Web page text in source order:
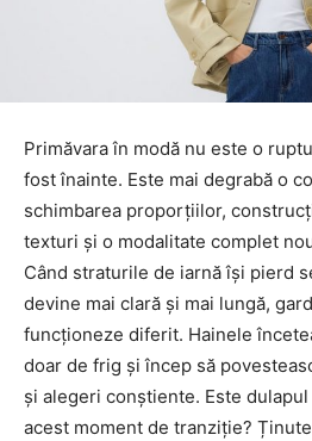
Primăvara în modă nu este o
fost înainte. Este mai degrabă o
schimbarea proporțiilor,
texturi și o modalitate complet
Când straturile de iarnă își pierd
devine mai clară și mai lungă,
funcționeze diferit. Hainele
doar de frig și încep să
și alegeri conștiente. Este
acest moment de tranziție?